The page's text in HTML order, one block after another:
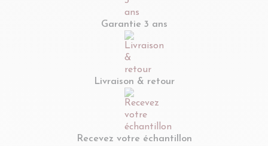
Garantie 3 ans
Livraison & retour
Recevez votre échantillon